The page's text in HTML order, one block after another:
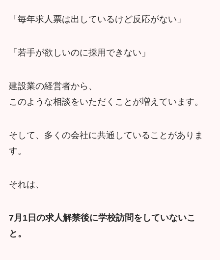
「毎年求人票は出しているけど反応がない」
「若手が欲しいのに採用できない」
建設業の経営者から、
このような相談をいただくことが増えています。
そして、多くの会社に共通していることがありま
す。
それは、
7月1日の求人解禁後に学校訪問をしていないこ
と。